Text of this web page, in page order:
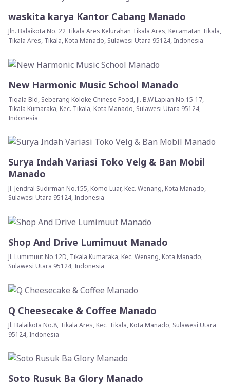
waskita karya Kantor Cabang Manado
Jln. Balaikota No. 22 Tikala Ares Kelurahan Tikala Ares, Kecamatan Tikala,
Tikala Ares, Tikala, Kota Manado, Sulawesi Utara 95124, Indonesia
New Harmonic Music School Manado
Tiqala Bld, Seberang Koloke Chinese Food, Jl. B.W.Lapian No.15-17,
Tikala Kumaraka, Kec. Tikala, Kota Manado, Sulawesi Utara 95124,
Indonesia
Surya Indah Variasi Toko Velg & Ban Mobil
Manado
Jl. Jendral Sudirman No.155, Komo Luar, Kec. Wenang, Kota Manado,
Sulawesi Utara 95124, Indonesia
Shop And Drive Lumimuut Manado
Jl. Lumimuut No.12D, Tikala Kumaraka, Kec. Wenang, Kota Manado,
Sulawesi Utara 95124, Indonesia
Q Cheesecake & Coffee Manado
Jl. Balaikota No.8, Tikala Ares, Kec. Tikala, Kota Manado, Sulawesi Utara
95124, Indonesia
Soto Rusuk Ba Glory Manado